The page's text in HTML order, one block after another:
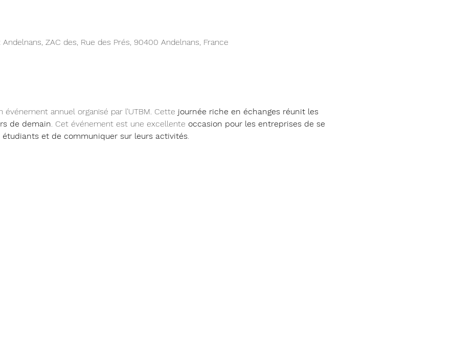
ZAC des, Rue des Prés, 90400 Andelnans, France
annuel organisé par l’UTBM. Cette journée riche en échanges réunit les
de demain . Cet événement est une excellente occasion pour les entreprises de se
et de communiquer sur leurs activités.